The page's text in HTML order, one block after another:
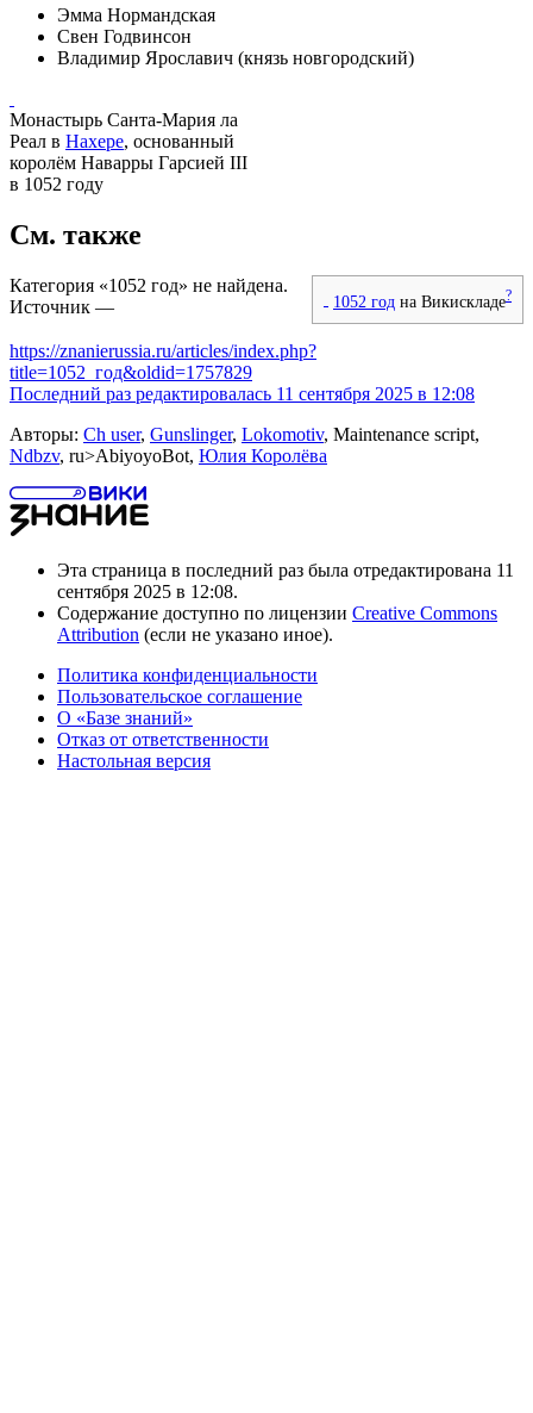
Эмма Нормандская
Свен Годвинсон
Владимир Ярославич (князь новгородский)
Монастырь Санта-Мария ла
Реал в Нахере, основанный
королём Наварры Гарсией III
в 1052 году
См. также
1052 год на Викискладе?
Категория «1052 год» не найдена.
Источник —
https://znanierussia.ru/articles/index.php?
title=1052_год&oldid=1757829
Последний раз редактировалась 11 сентября 2025 в 12:08
Авторы: Ch user, Gunslinger, Lokomotiv, Maintenance script,
Ndbzv, ru>AbiyoyoBot, Юлия Королёва
Эта страница в последний раз была отредактирована 11
сентября 2025 в 12:08.
Содержание доступно по лицензии Creative Commons
Attribution (если не указано иное).
Политика конфиденциальности
Пользовательское соглашение
О «Базе знаний»
Отказ от ответственности
Настольная версия